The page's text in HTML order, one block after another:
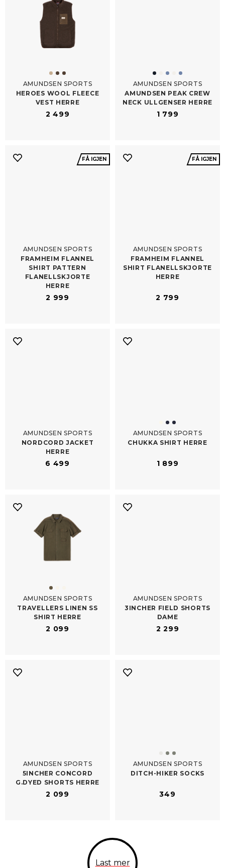
AMUNDSEN SPORTS
HEROES WOOL FLEECE
VEST HERRE
2 499
AMUNDSEN SPORTS
AMUNDSEN PEAK CREW
NECK ULLGENSER HERRE
1 799
FÅ IGJEN
AMUNDSEN SPORTS
FRAMHEIM FLANNEL
SHIRT PATTERN
FLANELLSKJORTE
HERRE
2 999
FÅ IGJEN
AMUNDSEN SPORTS
FRAMHEIM FLANNEL
SHIRT FLANELLSKJORTE
HERRE
2 799
AMUNDSEN SPORTS
NORDCORD JACKET
HERRE
6 499
AMUNDSEN SPORTS
CHUKKA SHIRT HERRE
1 899
AMUNDSEN SPORTS
TRAVELLERS LINEN SS
SHIRT HERRE
2 099
AMUNDSEN SPORTS
3INCHER FIELD SHORTS
DAME
2 299
AMUNDSEN SPORTS
5INCHER CONCORD
G.DYED SHORTS HERRE
2 099
AMUNDSEN SPORTS
DITCH-​HIKER SOCKS
349
Last mer